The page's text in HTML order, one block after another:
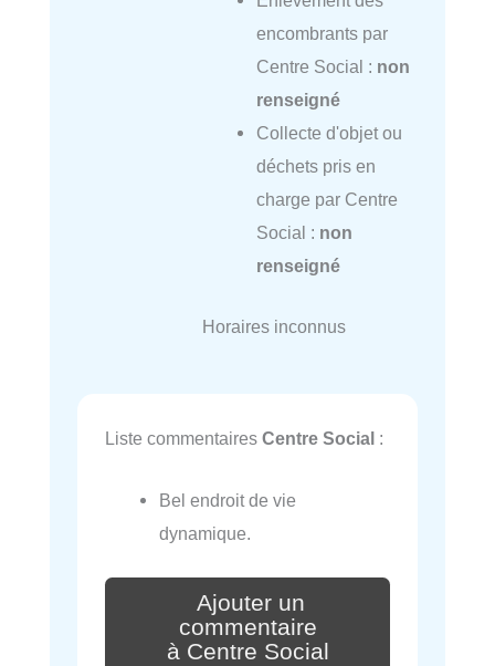
encombrants par
Centre Social : non
renseigné
Collecte d'objet ou
déchets pris en
charge par Centre
Social : non
renseigné
Horaires inconnus
Liste commentaires Centre Social :
Bel endroit de vie
dynamique.
Ajouter un
commentaire
à Centre Social